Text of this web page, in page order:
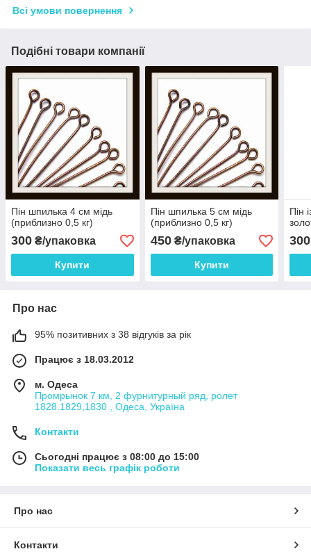
Всі умови повернення
Подібні товари компанії
Пін шпилька 4 см мідь
(приблизно 0,5 кг)
300 ₴/упаковка
Купити
Пін шпилька 5 см мідь
(приблизно 0,5 кг)
450₴/упаковка
Купити
Пін
300
Про нас
95% позитивних з 38 відгуків за рік
Працює з 18.03.2012
м. Одеса
Промрынок 7 км, 2 фурнитурный ряд, ролет
1828.1829,1830 , Одеса, Україна
Контакти
Сьогодні працює з 08:00 до 15:00
Показати весь графік роботи
Про нас
Контакти